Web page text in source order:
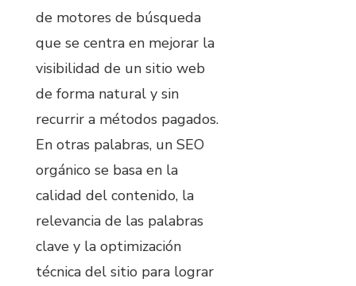
de motores de búsqueda
que se centra en mejorar la
visibilidad de un sitio web
de forma natural y sin
recurrir a métodos pagados.
En otras palabras, un SEO
orgánico se basa en la
calidad del contenido, la
relevancia de las palabras
clave y la optimización
técnica del sitio para lograr